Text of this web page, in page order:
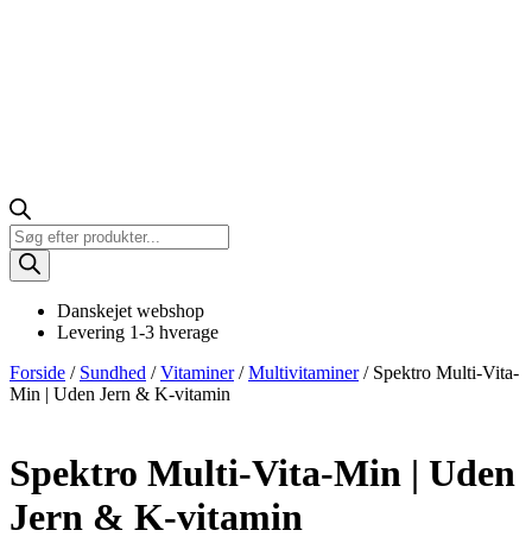
Products
search
Danskejet webshop
Levering 1-3 hverage
Forside / Sundhed /Vitaminer/Multivitaminer/ Spektro Multi-Vita-
Min | Uden Jern & K-vitamin
Spektro Multi-Vita-Min | Uden
Jern & K-vitamin